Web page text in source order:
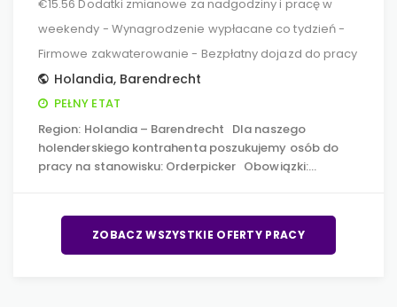
€15.56 Dodatki zmianowe za nadgodziny i pracę w
weekendy - Wynagrodzenie wypłacane co tydzień -
Firmowe zakwaterowanie - Bezpłatny dojazd do pracy
Holandia, Barendrecht
PEŁNY ETAT
Region: Holandia – Barendrecht Dla naszego
holenderskiego kontrahenta poszukujemy osób do
pracy na stanowisku: Orderpicker Obowiązki:…
ZOBACZ WSZYSTKIE OFERTY PRACY